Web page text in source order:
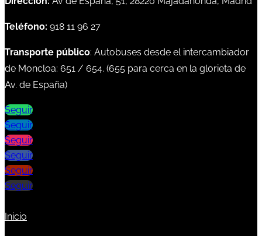
Teléfono: 918 11 96 27
Transporte público: Autobuses desde el intercambiador
de Moncloa: 651 / 654. (655 para cerca en la glorieta de
Av. de España)
Seguir
Seguir
Seguir
Seguir
Seguir
Seguir
Inicio